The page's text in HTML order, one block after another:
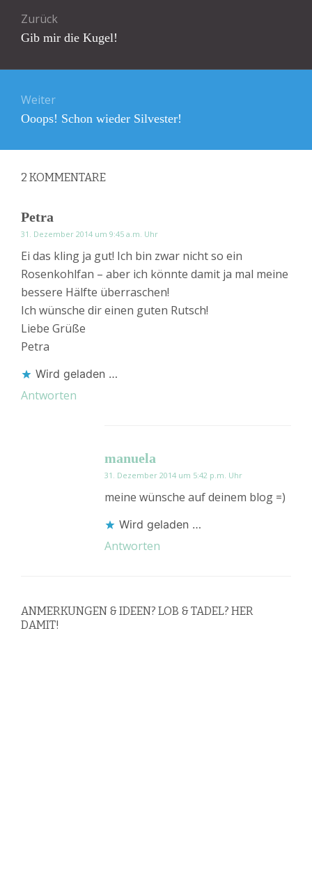
Zurück
Vorheriger
Gib mir die Kugel!
Weiter
Nächster
Ooops! Schon wieder Silvester!
2 KOMMENTARE
Petra
31. Dezember 2014 um 9:45 a.m. Uhr
Ei das kling ja gut! Ich bin zwar nicht so ein
Rosenkohlfan – aber ich könnte damit ja mal meine
bessere Hälfte überraschen!
Ich wünsche dir einen guten Rutsch!
Liebe Grüße
Petra
Wird geladen …
Antworten
manuela
31. Dezember 2014 um 5:42 p.m. Uhr
meine wünsche auf deinem blog =)
Wird geladen …
Antworten
ANMERKUNGEN & IDEEN? LOB & TADEL? HER
DAMIT!